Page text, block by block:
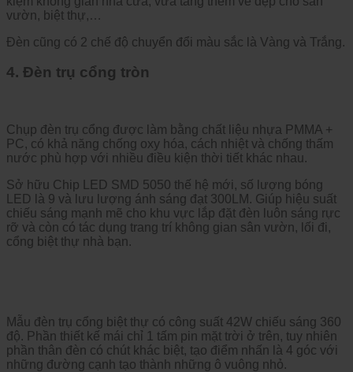
vườn, biệt thự,…
Đèn cũng có 2 chế độ chuyển đổi màu sắc là Vàng và Trắng.
4. Đèn trụ cổng tròn
Chụp đèn trụ cổng được làm bằng chất liệu nhựa PMMA +
PC, có khả năng chống oxy hóa, cách nhiệt và chống thấm
nước phù hợp với nhiều điều kiện thời tiết khác nhau.
Sở hữu Chip LED SMD 5050 thế hệ mới, số lượng bóng
LED là 9 và lưu lượng ánh sáng đạt 300LM. Giúp hiệu suất
chiếu sáng mạnh mẽ cho khu vực lắp đặt đèn luôn sáng rực
rỡ và còn có tác dụng trang trí không gian sân vườn, lối đi,
cổng biệt thự nhà bạn.
Mẫu đèn trụ cổng biệt thự có công suất 42W chiếu sáng 360
độ. Phần thiết kế mái chỉ 1 tấm pin mặt trời ở trên, tuy nhiên
phần thân đèn có chút khác biệt, tạo điểm nhấn là 4 góc với
những đường cạnh tạo thành những ô vuông nhỏ.